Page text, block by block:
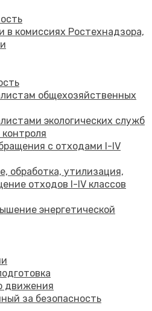
в комиссиях Ростехнадзора,
общехозяйственных
экологических служб
контроля
с отходами I-IV
обработка, утилизация,
отходов I-IV классов
энергетической
движения
за безопасность